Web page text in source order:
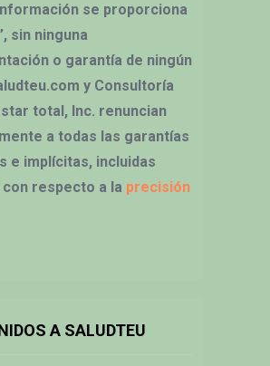
se proporciona
sin ninguna
o garantía de ningún
y Consultoría
total, Inc. renuncian
a todas las garantías
e implícitas, incluidas
con respecto a la precisión
A SALUDTEU